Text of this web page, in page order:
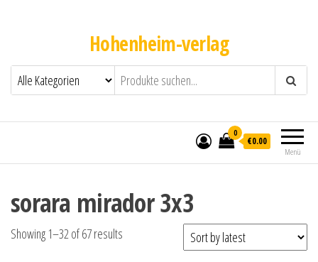
Hohenheim-verlag
Menü
0
€0.00
sorara mirador 3x3
Showing 1–32 of 67 results